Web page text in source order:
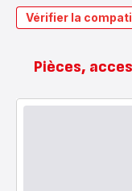
Vérifier la
Pièces,